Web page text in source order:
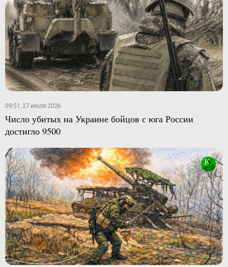
09:51, 27 июля 2026
Число убитых на Украине бойцов с юга России
достигло 9500